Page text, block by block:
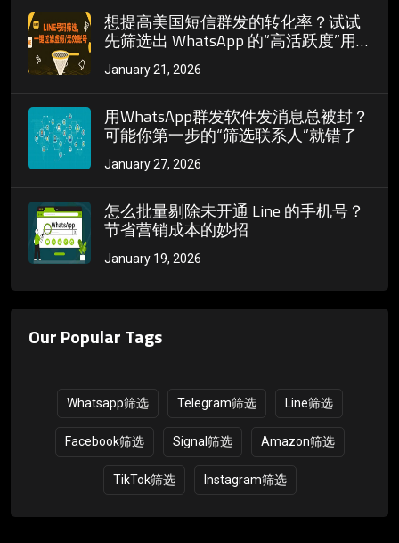
想提高美国短信群发的转化率？试试
先筛选出 WhatsApp 的“高活跃度”用
户
January 21, 2026
用WhatsApp群发软件发消息总被封？
可能你第一步的“筛选联系人”就错了
January 27, 2026
怎么批量剔除未开通 Line 的手机号？
节省营销成本的妙招
January 19, 2026
Our Popular Tags
Whatsapp筛选 Telegram筛选 Line筛选
Facebook筛选 Signal筛选 Amazon筛选
TikTok筛选 Instagram筛选